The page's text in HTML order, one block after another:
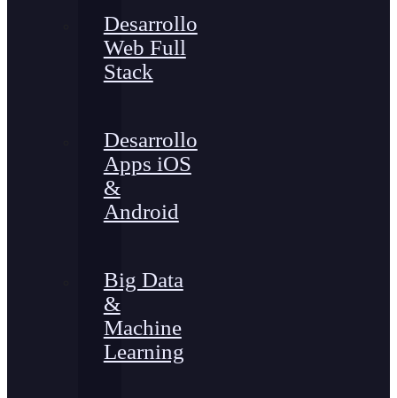
Desarrollo
Web Full
Stack
Desarrollo
Apps iOS
&
Android
Big Data
&
Machine
Learning